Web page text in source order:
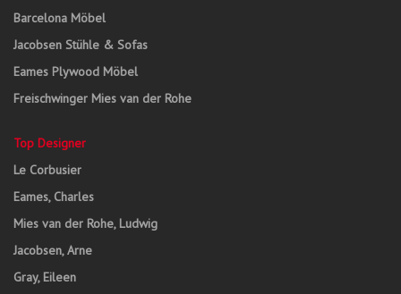
Barcelona Möbel
Jacobsen Stühle & Sofas
Eames Plywood Möbel
Freischwinger Mies van der Rohe
Top Designer
Le Corbusier
Eames, Charles
Mies van der Rohe, Ludwig
Jacobsen, Arne
Gray, Eileen